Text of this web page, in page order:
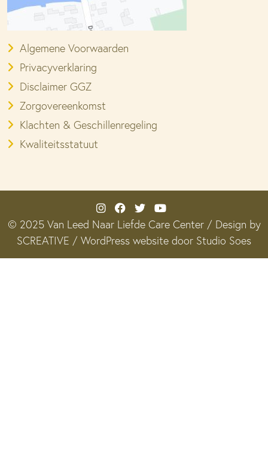
Algemene Voorwaarden
Privacyverklaring
Disclaimer GGZ
Zorgovereenkomst
Klachten & Geschillenregeling
Kwaliteitsstatuut
© 2025 Van Leed Naar Liefde Care Center / Design by
SCREATIVE / WordPress website door Studio Soes